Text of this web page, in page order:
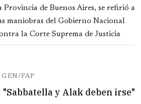
Provincia de Buenos Aires, se refirió a
maniobras del Gobierno Nacional
la Corte Suprema de Justicia
FAP
y Alak deben irse"